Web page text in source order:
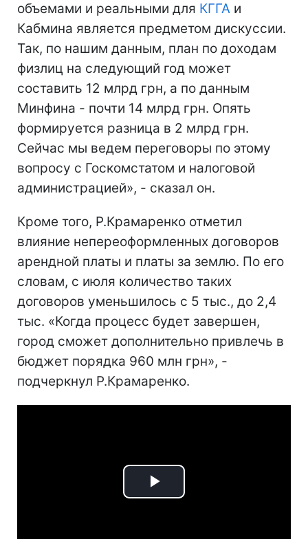
объемами и реальными для КГГА и
Кабмина является предметом дискуссии.
Так, по нашим данным, план по доходам
физлиц на следующий год может
составить 12 млрд грн, а по данным
Минфина - почти 14 млрд грн. Опять
формируется разница в 2 млрд грн.
Сейчас мы ведем переговоры по этому
вопросу с Госкомстатом и налоговой
администрацией», - сказал он.
Кроме того, Р.Крамаренко отметил
влияние непереоформленных договоров
арендной платы и платы за землю. По его
словам, с июля количество таких
договоров уменьшилось с 5 тыс., до 2,4
тыс. «Когда процесс будет завершен,
город сможет дополнительно привлечь в
бюджет порядка 960 млн грн», -
подчеркнул Р.Крамаренко.
Play